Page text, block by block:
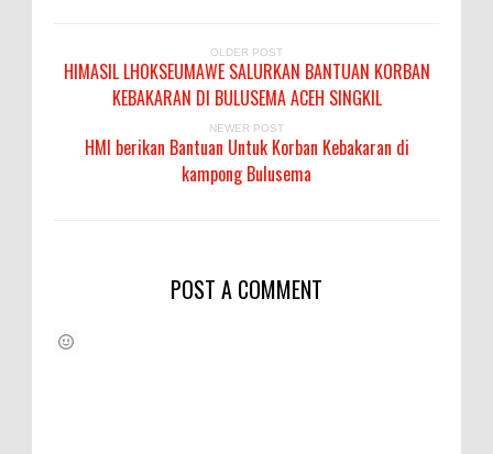
OLDER POST
HIMASIL LHOKSEUMAWE SALURKAN BANTUAN KORBAN
KEBAKARAN DI BULUSEMA ACEH SINGKIL
NEWER POST
HMI berikan Bantuan Untuk Korban Kebakaran di
kampong Bulusema
POST A COMMENT